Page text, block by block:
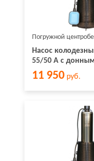
Погружной
Насос
55/50 А с
11 950 руб.